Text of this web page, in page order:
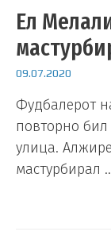
Ел
09.07.2020
Фудбалерот
повторно
улица.
мастурбирал